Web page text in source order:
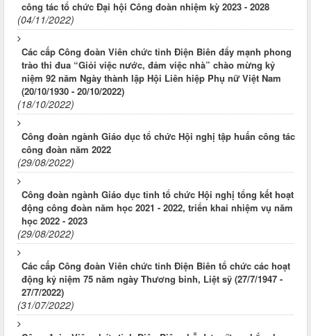
công tác tổ chức Đại hội Công đoàn nhiệm kỳ 2023 - 2028
(04/11/2022)
Các cấp Công đoàn Viên chức tỉnh Điện Biên đẩy mạnh phong
trào thi đua “Giỏi việc nước, đảm việc nhà” chào mừng kỷ
niệm 92 năm Ngày thành lập Hội Liên hiệp Phụ nữ Việt Nam
(20/10/1930 - 20/10/2022)
(18/10/2022)
Công đoàn ngành Giáo dục tổ chức Hội nghị tập huấn công tác
công đoàn năm 2022
(29/08/2022)
Công đoàn ngành Giáo dục tỉnh tổ chức Hội nghị tổng kết hoạt
động công đoàn năm học 2021 - 2022, triển khai nhiệm vụ năm
học 2022 - 2023
(29/08/2022)
Các cấp Công đoàn Viên chức tỉnh Điện Biên tổ chức các hoạt
động kỷ niệm 75 năm ngày Thương binh, Liệt sỹ (27/7/1947 -
27/7/2022)
(31/07/2022)